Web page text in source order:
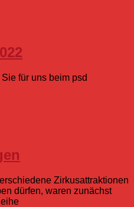
für uns beim psd
Zirkusattraktionen
dürfen, waren zunächst